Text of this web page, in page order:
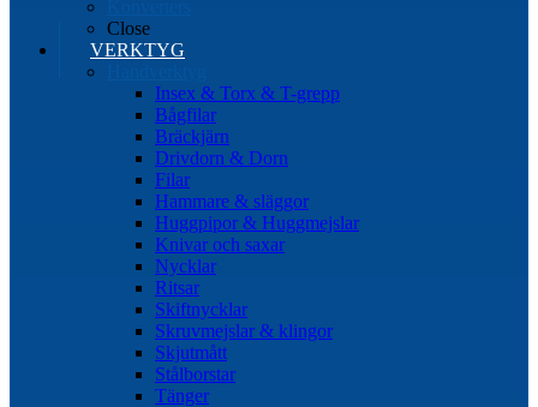
Close
VERKTYG
Insex & Torx & T-grepp
Bågfilar
Bräckjärn
Drivdorn & Dorn
Filar
Hammare & släggor
Huggpipor & Huggmejslar
Knivar och saxar
Nycklar
Ritsar
Skiftnycklar
Skruvmejslar & klingor
Skjutmått
Stålborstar
Tänger